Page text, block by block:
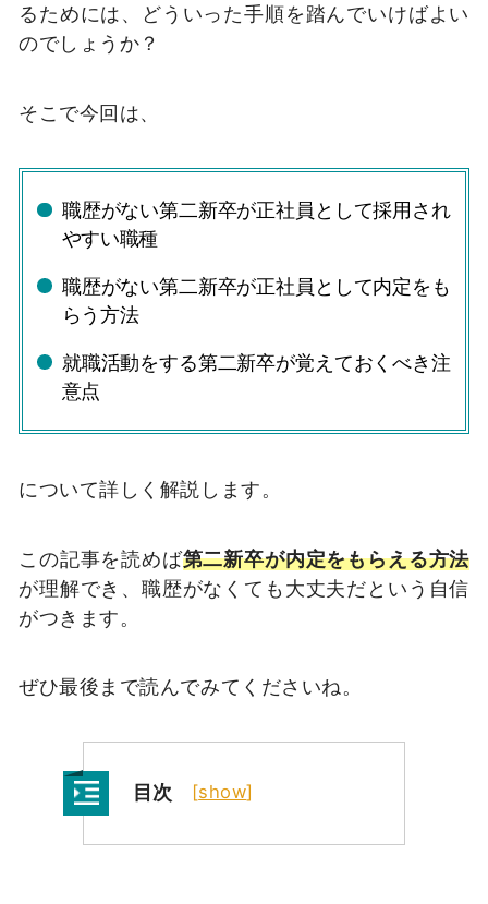
るためには、どういった手順を踏んでいけばよい
のでしょうか？
そこで今回は、
職歴がない第二新卒が正社員として採用され
やすい職種
職歴がない第二新卒が正社員として内定をも
らう方法
就職活動をする第二新卒が覚えておくべき注
意点
について詳しく解説します。
この記事を読めば第二新卒が内定をもらえる方法
が理解でき、職歴がなくても大丈夫だという自信
がつきます。
ぜひ最後まで読んでみてくださいね。
目次 [show]